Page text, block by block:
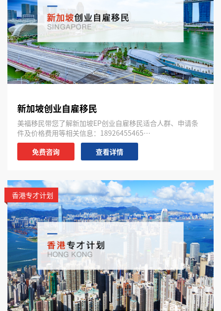
新加坡创业自雇移民
美福移民带您了解新加坡EP创业自雇移民适合人群、申请条
件及价格费用等相关信息：18926455465…
免费咨询
查看详情
香港专才计划